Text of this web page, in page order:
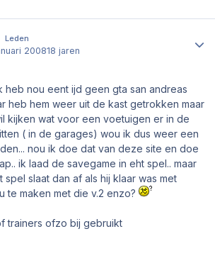
Leden
200818 jaren
heb nou eent ijd geen gta san andreas
heb hem weer uit de kast getrokken maar
kijken wat voor een voetuigen er in de
( in de garages) wou ik dus weer een
nou ik doe dat van deze site en doe
ik laad de savegame in eht spel.. maar
spel slaat dan af als hij klaar was met
te maken met die v.2 enzo?
trainers ofzo bij gebruikt